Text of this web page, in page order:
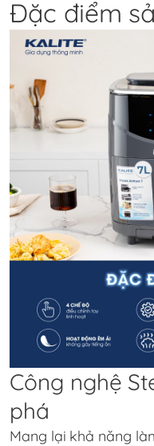
Đặc điểm
Công nghệ
phá
Mang lại khả năng